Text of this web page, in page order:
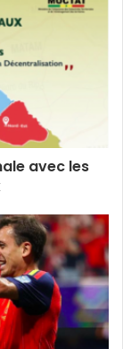
k
avec les